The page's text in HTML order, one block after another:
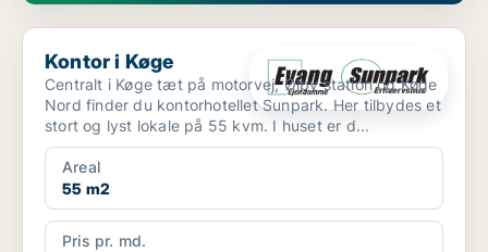
Kontor i Køge
Kontor i Køge
Centralt i Køge tæt på motorvej, Ølby station og Køge
Nord finder du kontorhotellet Sunpark. Her tilbydes et
stort og lyst lokale på 55 kvm. I huset er d...
Areal
55 m2
Pris pr. md.